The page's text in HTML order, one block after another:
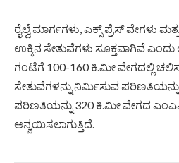
ರೈಲ್ವೆ ಮಾರ್ಗಗಳು, ಎಕ್ಸ್ ಪ್ರೆಸ್ ವೇಗಳು
ಉಕ್ಕಿನ ಸೇತುವೆಗಳು ಸೂಕ್ತವಾಗಿವೆ ಎಂದು
ಗಂಟೆಗೆ 100-160 ಕಿ.ಮೀ ವೇಗದಲ್ಲಿ
ಸೇತುವೆಗಳನ್ನು ನಿರ್ಮಿಸುವ
ಪರಿಣತಿಯನ್ನು 320 ಕಿ.ಮೀ ವೇಗದ
ಅನ್ವಯಿಸಲಾಗುತ್ತಿದೆ.